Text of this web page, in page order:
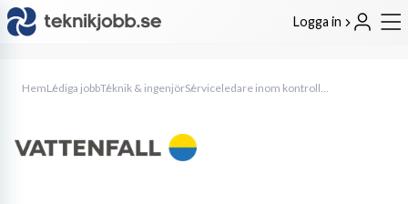
Logga in
HemLediga jobbTeknik & ingenjör Serviceledare inom kontrollanläggning